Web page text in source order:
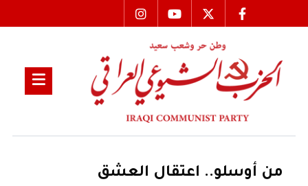
من أوسلو.. اعتقال العشق